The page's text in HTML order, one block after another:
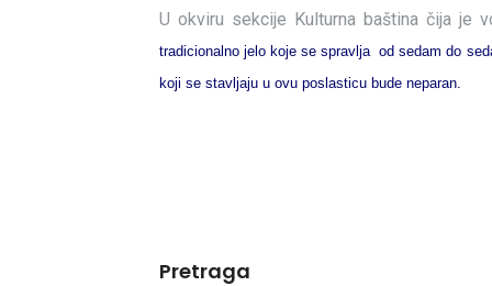
U okviru sekcije Kulturna baština čija je
tradicionalno jelo koje se spravlja od sedam do
koji se stavljaju u ovu poslasticu bude neparan.
Pretraga